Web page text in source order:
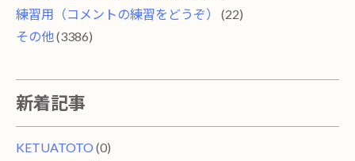
練習用（コメントの練習をどうぞ）
(22)
その他 (3386)
新着記事
KETUATOTO (0)